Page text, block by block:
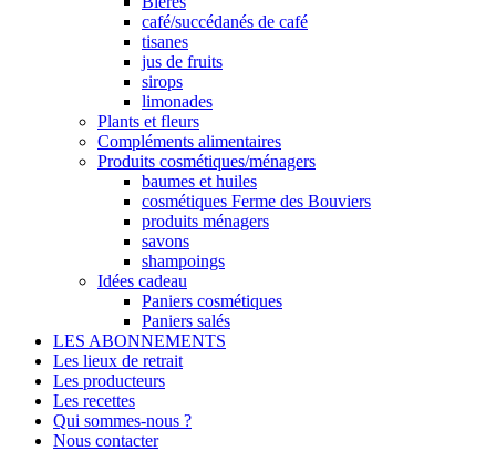
café/succédanés de café
tisanes
jus de fruits
sirops
limonades
Plants et fleurs
Compléments alimentaires
Produits cosmétiques/ménagers
baumes et huiles
cosmétiques Ferme des Bouviers
produits ménagers
savons
shampoings
Idées cadeau
Paniers cosmétiques
Paniers salés
LES ABONNEMENTS
Les lieux de retrait
Les producteurs
Les recettes
Qui sommes-nous ?
Nous contacter